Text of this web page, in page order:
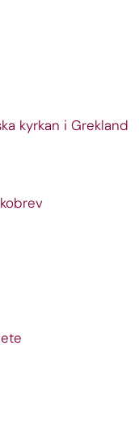
kyrkan i Grekland